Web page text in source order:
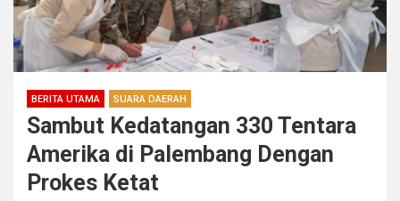
BERITA UTAMA SUARA DAERAH
Sambut Kedatangan 330 Tentara
Amerika di Palembang Dengan
Prokes Ketat